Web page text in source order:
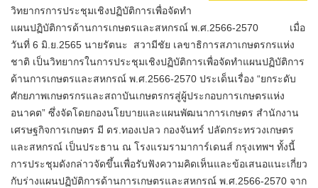
วิทยากรการประชุมเชิงปฏิบัติการเพื่อจัดทำ
แผนปฏิบัติการด้านการเกษตรและสหกรณ์ พ.ศ.2566-2570 เมื่อ
วันที่ 6 มิ.ย.2565 นายรัตนะ สวามีชัย เลขาธิการสภาเกษตรกรแห่ง
ชาติ เป็นวิทยากรในการประชุมเชิงปฏิบัติการเพื่อจัดทำแผนปฏิบัติการ
ด้านการเกษตรและสหกรณ์ พ.ศ.2566-2570 ประเด็นเรื่อง “ยกระดับ
ศักยภาพเกษตรกรและสถาบันเกษตรกรสู่ผู้ประกอบการเกษตรแห่ง
อนาคต” ซึ่งจัดโดยกองนโยบายและแผนพัฒนาการเกษตร สำนักงาน
เศรษฐกิจการเกษตร มี ดร.ทองเปลว กองจันทร์ ปลัดกระทรวงเกษตร
และสหกรณ์ เป็นประธาน ณ โรงแรมรามาการ์เดนส์ กรุงเทพฯ ทั้งนี้
การประชุมดังกล่าวจัดขึ้นเพื่อรับฟังความคิดเห็นและข้อเสนอแนะเกี่ยว
กับร่างแผนปฏิบัติการด้านการเกษตรและสหกรณ์ พ.ศ.2566-2570 จาก